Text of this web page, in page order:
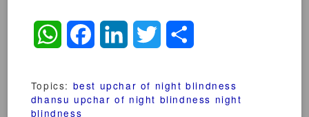
WhatsAppFacebookLinkedInTwitter
Topics: best upchar of night blindness
dhansu upchar of night blindness night
blindness